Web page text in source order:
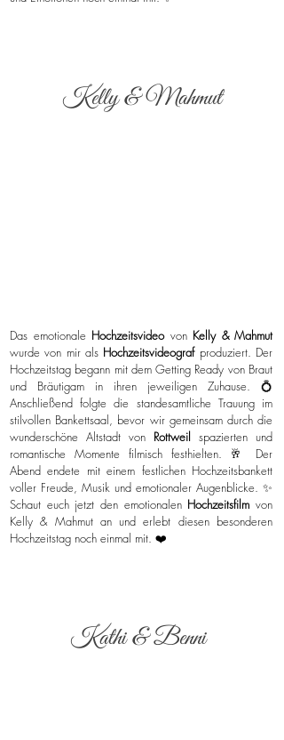
Kelly & Mahmut
Das emotionale Hochzeitsvideovon Kelly & Mahmut
wurde von mir als Hochzeitsvideograf produziert. Der
Hochzeitstag begann mit dem Getting Ready von Braut
und Bräutigam in ihren jeweiligen Zuhause. 💍
Anschließend folgte die standesamtliche Trauung im
stilvollen Bankettsaal, bevor wir gemeinsam durch die
wunderschöne Altstadt von Rottweil spazierten und
romantische Momente filmisch festhielten. 🥂 Der
Abend endete mit einem festlichen Hochzeitsbankett
voller Freude, Musik und emotionaler Augenblicke. ✨
Schaut euch jetzt den emotionalen Hochzeitsfilmvon
Kelly & Mahmut an und erlebt diesen besonderen
Hochzeitstag noch einmal mit. ❤️
Kathi & Benni